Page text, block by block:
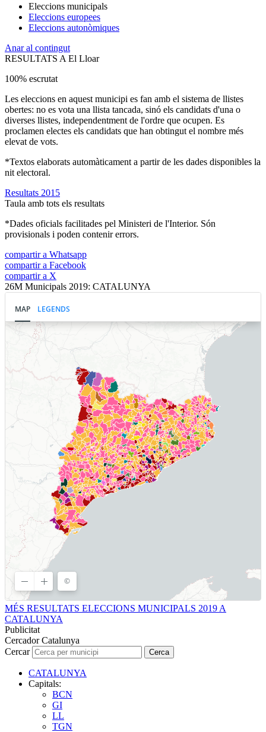
Eleccions municipals
Eleccions europees
Eleccions autonòmiques
Anar al contingut
RESULTATS A El Lloar
100% escrutat
Les eleccions en aquest municipi es fan amb el sistema de llistes
obertes: no es vota una llista tancada, sinó els candidats d'una o
diverses llistes, independentment de l'ordre que ocupen. Es
proclamen electes els candidats que han obtingut el nombre més
elevat de vots.
*Textos elaborats automàticament a partir de les dades disponibles la
nit electoral.
Resultats 2015
Taula amb tots els resultats
*Dades oficials facilitades pel Ministeri de l'Interior. Són
provisionals i poden contenir errors.
compartir a Whatsapp
compartir a Facebook
compartir a X
26M Municipals 2019: CATALUNYA
MÉS RESULTATS ELECCIONS MUNICIPALS 2019 A
CATALUNYA
Publicitat
Cercador Catalunya
Cercar
Cerca
CATALUNYA
Capitals:
BCN
GI
LL
TGN